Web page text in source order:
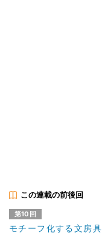
この連載の前後回
第10回
モチーフ化する文房具